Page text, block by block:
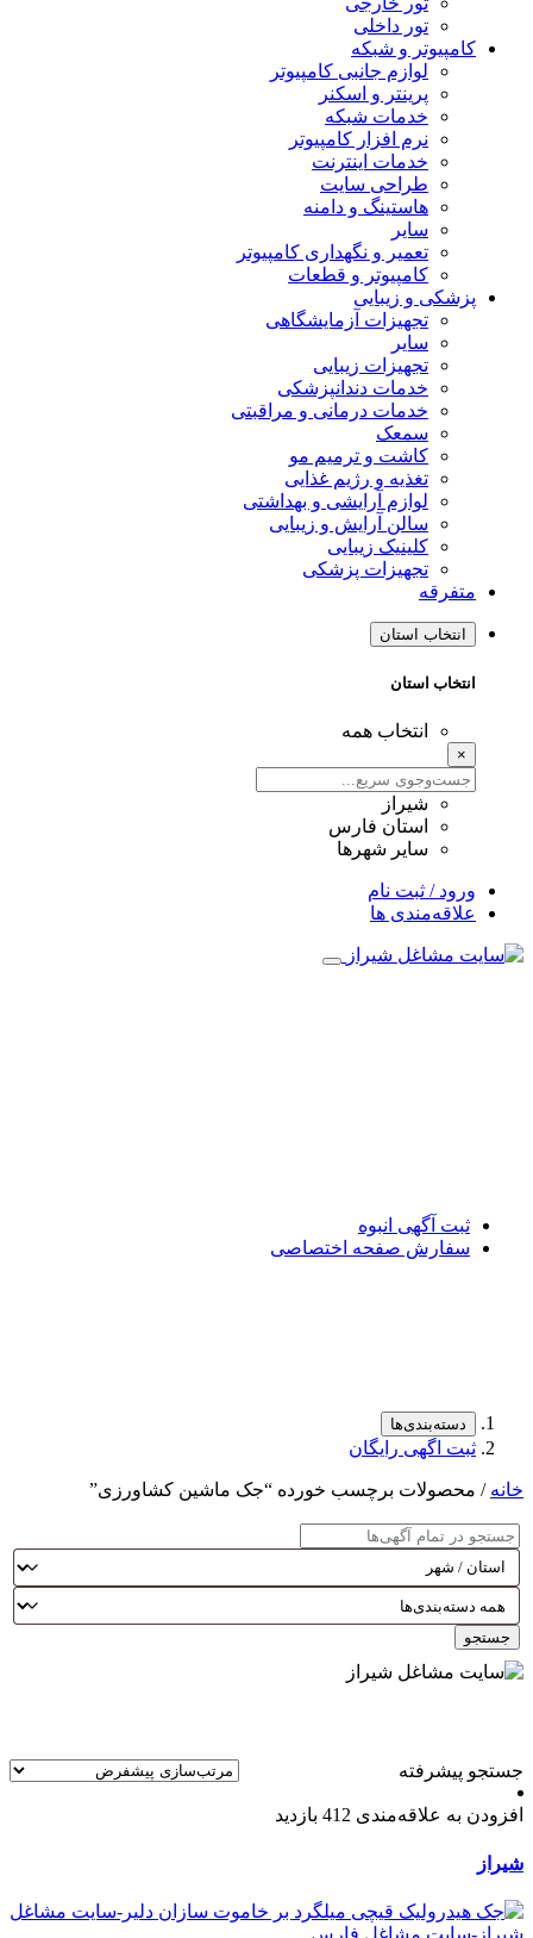
تور داخلی
کامپیوتر و شبکه
لوازم جانبی کامپیوتر
پرینتر و اسکنر
خدمات شبکه
نرم افزار کامپیوتر
خدمات اینترنت
طراحی سایت
هاستینگ و دامنه
سایر
تعمیر و نگهداری کامپیوتر
کامپیوتر و قطعات
پزشکی و زیبایی
تجهیزات آزمایشگاهی
سایر
تجهیزات زیبایی
خدمات دندانپزشکی
خدمات درمانی و مراقبتی
سمعک
کاشت و ترمیم مو
تغذیه و رژیم غذایی
لوازم آرایشی و بهداشتی
سالن آرایش و زیبایی
کلینیک زیبایی
تجهیزات پزشکی
متفرقه
انتخاب استان
انتخاب استان
انتخاب همه
×
شیراز
استان فارس
سایر شهرها
ورود / ثبت نام
علاقه‌مندی ها
ثبت آگهی انبوه
سفارش صفحه اختصاصی
دسته‌بندی‌ها
ثبت اگهی رایگان
خانه / محصولات برچسب خورده “جک ماشین کشاورزی”
جستجو
جستجو پیشرفته
افزودن به علاقه‌مندی 412 بازدید
شیراز